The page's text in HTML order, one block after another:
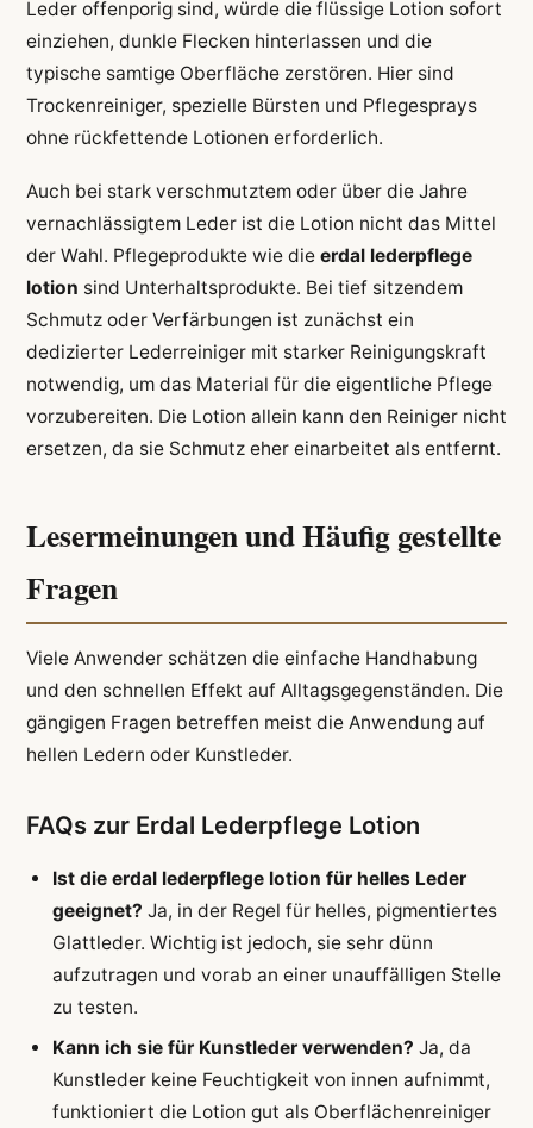
Leder offenporig sind, würde die flüssige Lotion sofort
einziehen, dunkle Flecken hinterlassen und die
typische samtige Oberfläche zerstören. Hier sind
Trockenreiniger, spezielle Bürsten und Pflegesprays
ohne rückfettende Lotionen erforderlich.
Auch bei stark verschmutztem oder über die Jahre
vernachlässigtem Leder ist die Lotion nicht das Mittel
der Wahl. Pflegeprodukte wie die erdal lederpflege
lotion sind Unterhaltsprodukte. Bei tief sitzendem
Schmutz oder Verfärbungen ist zunächst ein
dedizierter Lederreiniger mit starker Reinigungskraft
notwendig, um das Material für die eigentliche Pflege
vorzubereiten. Die Lotion allein kann den Reiniger nicht
ersetzen, da sie Schmutz eher einarbeitet als entfernt.
Lesermeinungen und Häufig gestellte
Fragen
Viele Anwender schätzen die einfache Handhabung
und den schnellen Effekt auf Alltagsgegenständen. Die
gängigen Fragen betreffen meist die Anwendung auf
hellen Ledern oder Kunstleder.
FAQs zur Erdal Lederpflege Lotion
Ist die erdal lederpflege lotion für helles Leder
geeignet? Ja, in der Regel für helles, pigmentiertes
Glattleder. Wichtig ist jedoch, sie sehr dünn
aufzutragen und vorab an einer unauffälligen Stelle
zu testen.
Kann ich sie für Kunstleder verwenden? Ja, da
Kunstleder keine Feuchtigkeit von innen aufnimmt,
funktioniert die Lotion gut als Oberflächenreiniger